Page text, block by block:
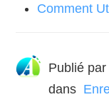
Comment
Publié par
dans